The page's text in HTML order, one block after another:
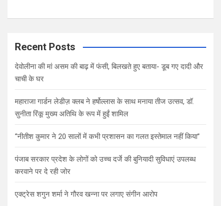
Recent Posts
देवोलीना की मां असम की बाढ़ में फंसी, बिलखते हुए बताया- डूब गए दादी और
चाची के घर
महाराजा गार्डन लेडीज़ क्लब ने हर्षोल्लास के साथ मनाया तीज उत्सव, डॉ.
सुनीता रिंकू मुख्य अतिथि के रूप में हुईं शामिल
“नीतीश कुमार ने 20 सालों में कभी प्रशासन का गलत इस्तेमाल नहीं किया”
पंजाब सरकार प्रदेश के लोगों को उच्च दर्जे की बुनियादी सुविधाएं उपलब्ध
करवाने पर दे रही जोर
एक्ट्रेस शगुन शर्मा ने गौरव खन्ना पर लगाए संगीन आरोप